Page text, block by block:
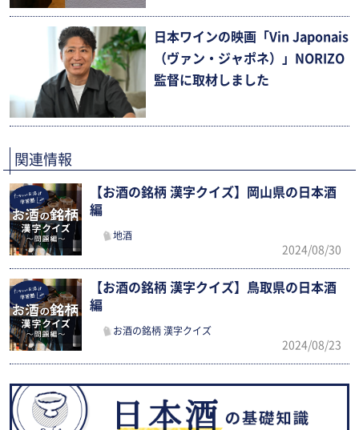
日本ワインの映画「Vin Japonais
（ヴァン・ジャポネ）」NORIZO
監督に取材しました
関連情報
【お酒の銘柄 漢字クイズ】岡山県の日本酒
編
地酒
2024/08/30
【お酒の銘柄 漢字クイズ】鳥取県の日本酒
編
お酒の銘柄 漢字クイズ
2024/08/23